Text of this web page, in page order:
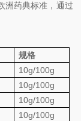
洲药典标准，通过
规格
10g/100g
10g/100g
10g/100g
10g/100g